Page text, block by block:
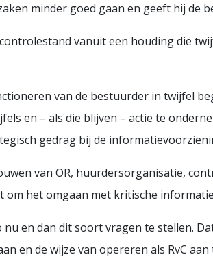
minder goed gaan en geeft hij de
vanuit een houding die
van de bestuurder in twijfel
en – als die blijven – actie te
gedrag bij de
van OR, huurdersorganisatie,
om het omgaan met kritische
nu en dan dit soort vragen te stellen.
en de wijze van opereren als RvC aan